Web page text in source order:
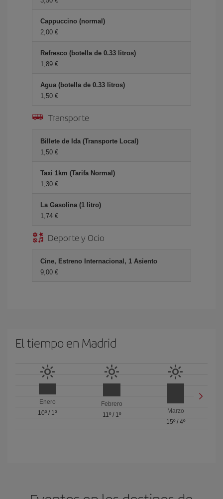
Cappuccino (normal)
2,00 €
Refresco (botella de 0.33 litros)
1,89 €
Agua (botella de 0.33 litros)
1,50 €
Transporte
Billete de Ida (Transporte Local)
1,50 €
Taxi 1km (Tarifa Normal)
1,30 €
La Gasolina (1 litro)
1,74 €
Deporte y Ocio
Cine, Estreno Internacional, 1 Asiento
9,00 €
El tiempo en Madrid
Enero
10º / 1º
Febrero
11º/ 1º
Marzo
15º/ 4º